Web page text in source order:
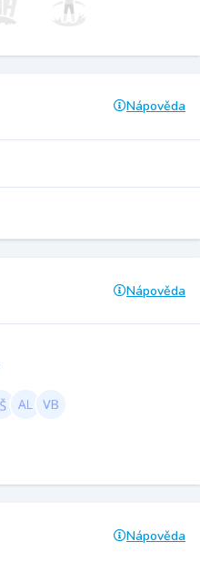
Nápověda
Nápověda
Nápověda